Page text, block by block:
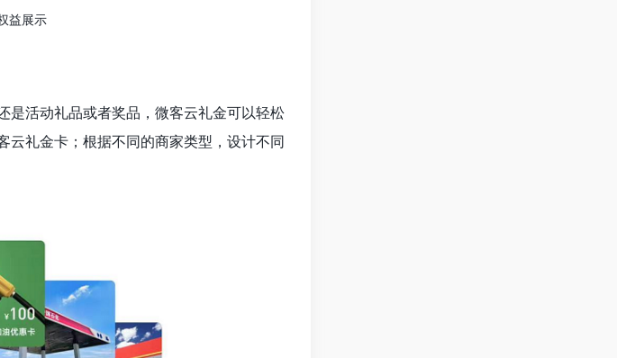
益展示
是活动礼品或者奖品，微客云礼金可以轻松
云礼金卡；根据不同的商家类型，设计不同